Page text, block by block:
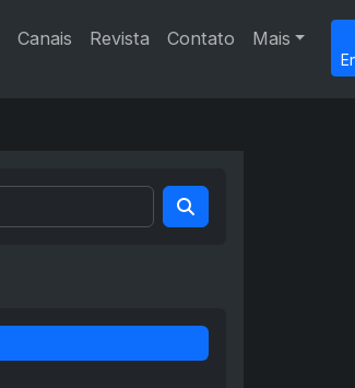
Canais Revista Contato Mais